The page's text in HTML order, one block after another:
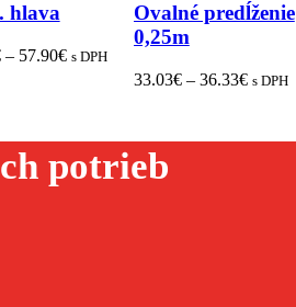
hlava
– 57.90€ s DPH
Ovalné predĺženie
0,25m
33.03€– 36.33€ s DPH
potrieb